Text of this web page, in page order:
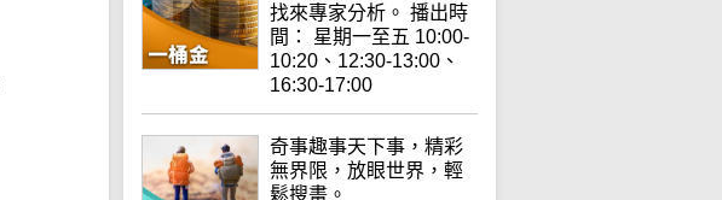
找來專家分析。 播出時
間： 星期一至五 10:00-
10:20、12:30-13:00、
16:30-17:00
奇事趣事天下事，精彩
無界限，放眼世界，輕
鬆搜畫。